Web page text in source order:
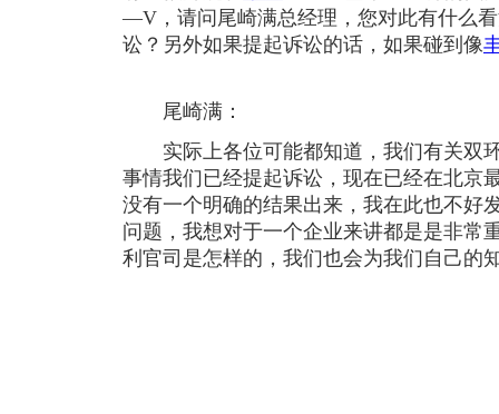
—V，请问尾崎满总经理，您对此有什么
讼？另外如果提起诉讼的话，如果碰到像
尾崎满：
实际上各位可能都知道，我们有关双
事情我们已经提起诉讼，现在已经在北京
没有一个明确的结果出来，我在此也不好
问题，我想对于一个企业来讲都是是非常
利官司是怎样的，我们也会为我们自己的